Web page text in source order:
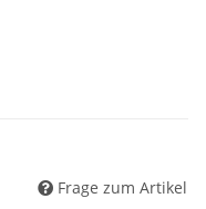
Frage zum Artikel